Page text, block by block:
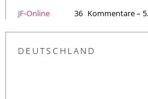
JF-Online 36 Kommentare –
DEUTSCHLAND